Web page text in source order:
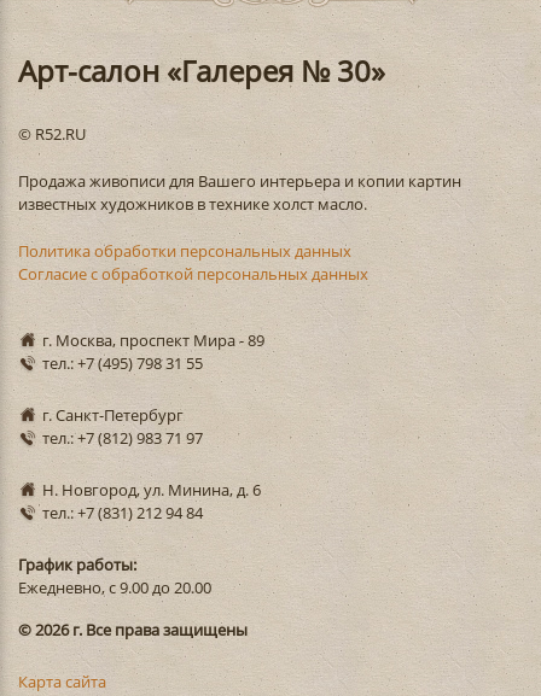
Арт-салон «Галерея № 30»
© R52.RU
Продажа живописи для Вашего интерьера и копии картин
известных художников в технике холст масло.
Политика обработки персональных данных
Согласие с обработкой персональных данных
г. Москва, проспект Мира - 89
тел.: +7 (495) 798 31 55
г. Санкт-Петербург
тел.: +7 (812) 983 71 97
Н. Новгород, ул. Минина, д. 6
тел.: +7 (831) 212 94 84
График работы:
Ежедневно, с 9.00 до 20.00
© 2026 г. Все права защищены
Карта сайта